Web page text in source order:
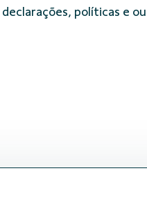
políticas e